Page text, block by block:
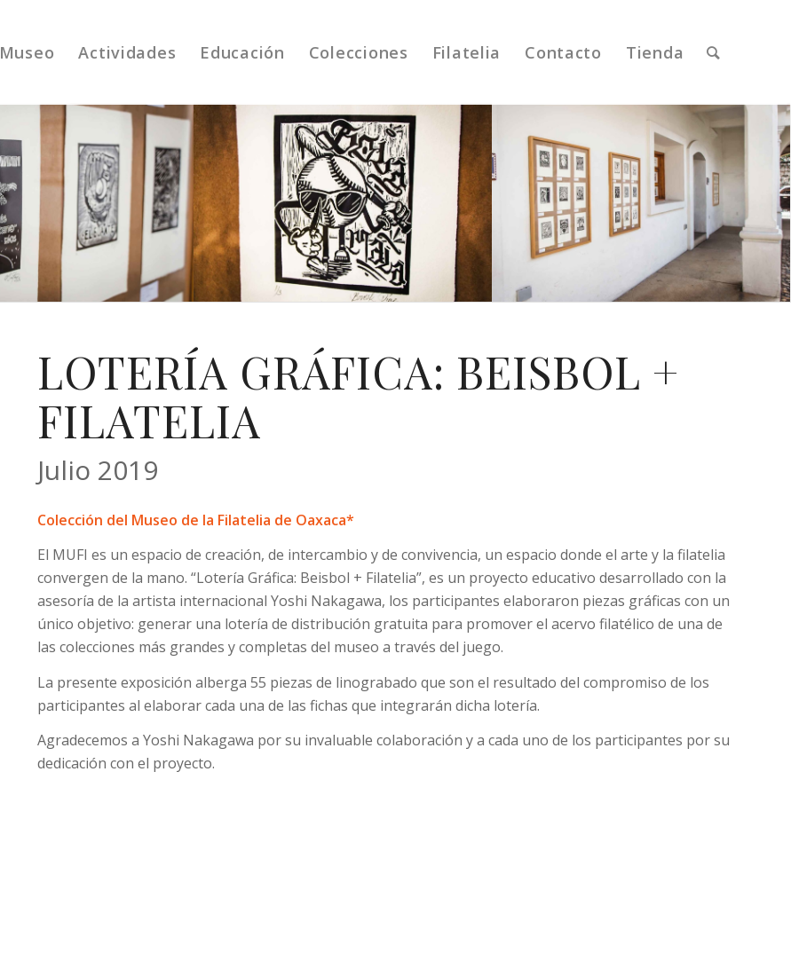
Museo Actividades Educación Colecciones Filatelia Contacto Tienda
LOTERÍA GRÁFICA: BEISBOL +
FILATELIA
Julio 2019
Colección del Museo de la Filatelia de Oaxaca*
El MUFI es un espacio de creación, de intercambio y de convivencia, un espacio donde el arte y la filatelia
convergen de la mano. “Lotería Gráfica: Beisbol + Filatelia”, es un proyecto educativo desarrollado con la
asesoría de la artista internacional Yoshi Nakagawa, los participantes elaboraron piezas gráficas con un
único objetivo: generar una lotería de distribución gratuita para promover el acervo filatélico de una de
las colecciones más grandes y completas del museo a través del juego.
La presente exposición alberga 55 piezas de linograbado que son el resultado del compromiso de los
participantes al elaborar cada una de las fichas que integrarán dicha lotería.
Agradecemos a Yoshi Nakagawa por su invaluable colaboración y a cada uno de los participantes por su
dedicación con el proyecto.